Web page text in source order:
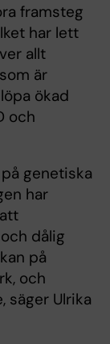
framsteg
har lett
allt
är
ökad
och
genetiska
har
dålig
på
och
Ulrika